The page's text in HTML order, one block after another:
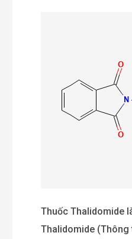
Thuốc Thalidomide
Thalidomide (Thông